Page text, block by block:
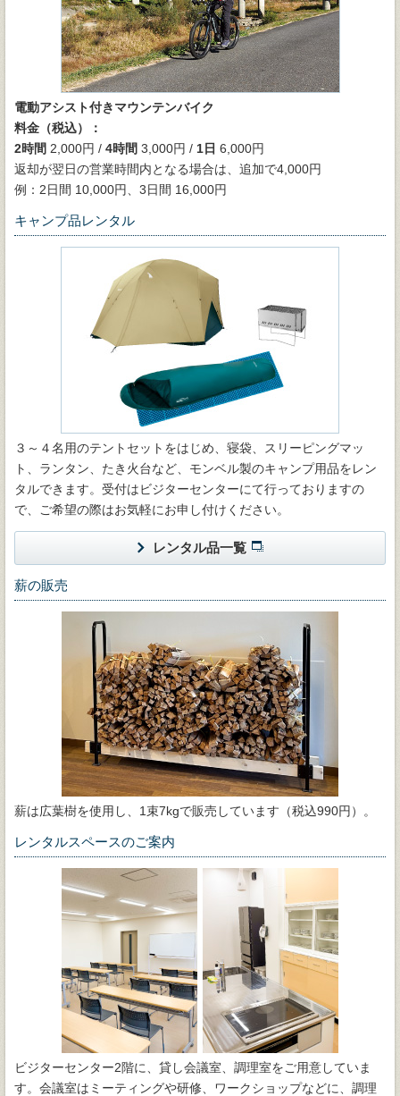
電動アシスト付きマウンテンバイク
料金（税込）：
2時間 2,000円 / 4時間 3,000円 / 1日 6,000円
返却が翌日の営業時間内となる場合は、追加で4,000円
例：2日間 10,000円、3日間 16,000円
キャンプ品レンタル
３～４名用のテントセットをはじめ、寝袋、スリーピングマッ
ト、ランタン、たき火台など、モンベル製のキャンプ用品をレン
タルできます。受付はビジターセンターにて行っておりますの
で、ご希望の際はお気軽にお申し付けください。
レンタル品一覧
薪の販売
薪は広葉樹を使用し、1束7kgで販売しています（税込990円）。
レンタルスペースのご案内
ビジターセンター2階に、貸し会議室、調理室をご用意していま
す。会議室はミーティングや研修、ワークショップなどに、調理